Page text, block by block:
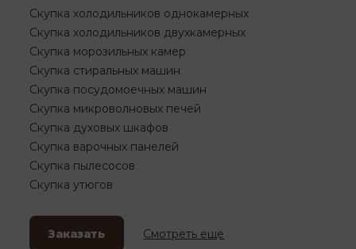
Скупка холодильников однокамерных
Скупка холодильников двухкамерных
Скупка морозильных камер
Скупка стиральных машин
Скупка посудомоечных машин
Скупка микроволновых печей
Скупка духовых шкафов
Скупка варочных панелей
Скупка пылесосов
Скупка утюгов
Заказать Смотреть еще